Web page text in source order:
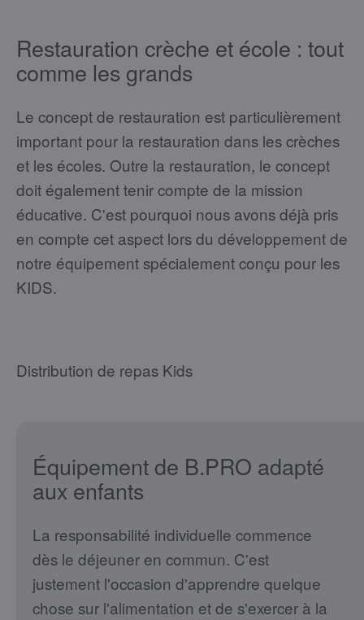
Restauration crèche et école : tout
comme les grands
Le concept de restauration est particulièrement
important pour la restauration dans les crèches
et les écoles. Outre la restauration, le concept
doit également tenir compte de la mission
éducative. C'est pourquoi nous avons déjà pris
en compte cet aspect lors du développement de
notre équipement spécialement conçu pour les
KIDS.
Distribution de repas Kids
Équipement de B.PRO adapté
aux enfants
La responsabilité individuelle commence
dès le déjeuner en commun. C'est
justement l'occasion d'apprendre quelque
chose sur l'alimentation et de s'exercer à la